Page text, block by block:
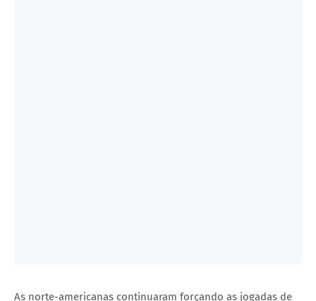
As norte-americanas continuaram forçando as jogadas de